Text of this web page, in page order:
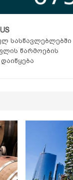
სასწავლებლებში
წარმოების